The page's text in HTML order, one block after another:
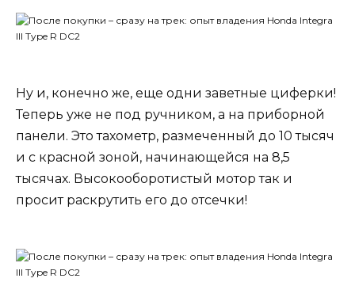
Ну и, конечно же, еще одни заветные циферки!
Теперь уже не под ручником, а на приборной
панели. Это тахометр, размеченный до 10 тысяч
и с красной зоной, начинающейся на 8,5
тысячах. Высокооборотистый мотор так и
просит раскрутить его до отсечки!